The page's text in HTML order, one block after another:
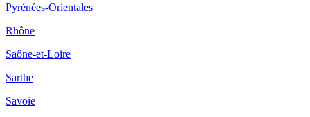
Pyrénées-Orientales
Rhône
Saône-et-Loire
Sarthe
Savoie